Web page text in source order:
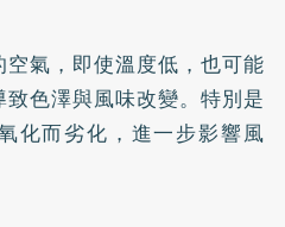
氣，即使溫度低，也可能
色澤與風味改變。特別是
化而劣化，進一步影響風